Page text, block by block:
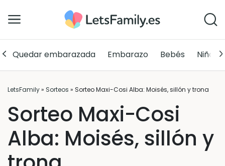
Quedar embarazada Embarazo Bebés Niños
LetsFamily» Sorteos » Sorteo Maxi-Cosi Alba: Moisés, sillón y trona
Sorteo Maxi-Cosi
Alba: Moisés, sillón y